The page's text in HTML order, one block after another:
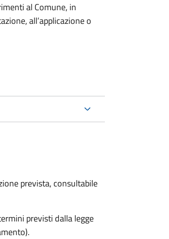
al Comune, in
all’applicazione o
prevista, consultabile
previsti dalla legge